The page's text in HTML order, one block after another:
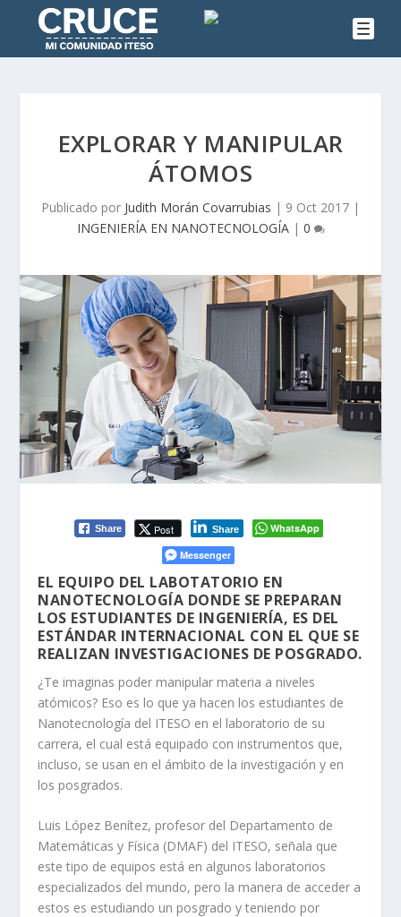
EXPLORAR Y MANIPULAR
ÁTOMOS
Publicado por Judith Morán Covarrubias | 9 Oct 2017 |
INGENIERÍA EN NANOTECNOLOGÍA| 0
Share Post Share
WhatsApp
Messenger
EL EQUIPO DEL LABOTATORIO EN
NANOTECNOLOGÍA DONDE SE PREPARAN
LOS ESTUDIANTES DE INGENIERÍA, ES DEL
ESTÁNDAR INTERNACIONAL CON EL QUE SE
REALIZAN INVESTIGACIONES DE POSGRADO.
¿Te imaginas poder manipular materia a niveles
atómicos? Eso es lo que ya hacen los estudiantes de
Nanotecnología del ITESO en el laboratorio de su
carrera, el cual está equipado con instrumentos que,
incluso, se usan en el ámbito de la investigación y en
los posgrados.
Luis López Benítez, profesor del Departamento de
Matemáticas y Física (DMAF) del ITESO, señala que
este tipo de equipos está en algunos laboratorios
especializados del mundo, pero la manera de acceder a
estos es estudiando un posgrado y teniendo por